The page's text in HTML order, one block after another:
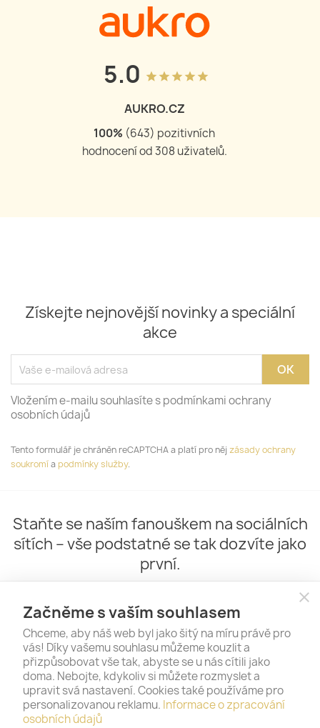
5.0 grade grade grade grade grade
AUKRO.CZ
100% (644) pozitivních
hodnocení od309 uživatelů.
Získejte nejnovější novinky a speciální
akce
Vložením e-mailu souhlasíte s podmínkami ochrany
osobních údajů
Tento formulář je chráněn reCAPTCHA a platí pro něj zásady ochrany
soukromía podmínky služby.
Staňte se naším fanouškem na sociálních
sítích – vše podstatné se tak dozvíte jako
první.
PRODUKTY
close
Začněme s vaším souhlasem
Chceme, aby náš web byl jako šitý na míru právě pro
vás! Díky vašemu souhlasu můžeme kouzlit a
přizpůsobovat vše tak, abyste se u nás cítili jako
doma. Nebojte, kdykoliv si můžete rozmyslet a
upravit svá nastavení. Cookies také používáme pro
personalizovanou reklamu. Informace o zpracování
osobních údajů